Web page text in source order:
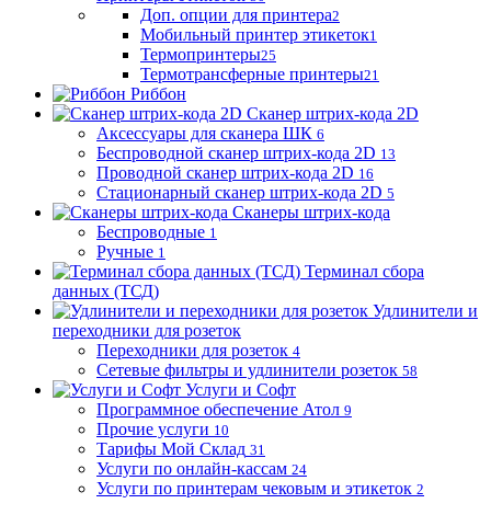
Доп. опции для принтера2
Мобильный принтер этикеток1
Термопринтеры25
Термотрансферные принтеры21
Риббон
Сканер штрих-кода 2D
Аксессуары для сканера ШК 6
Беспроводной сканер штрих-кода 2D 13
Проводной сканер штрих-кода 2D 16
Стационарный сканер штрих-кода 2D 5
Сканеры штрих-кода
Беспроводные 1
Ручные 1
Терминал сбора
данных (ТСД)
Удлинители и
переходники для розеток
Переходники для розеток 4
Сетевые фильтры и удлинители розеток 58
Услуги и Софт
Программное обеспечение Атол 9
Прочие услуги 10
Тарифы Мой Склад 31
Услуги по онлайн-кассам 24
Услуги по принтерам чековым и этикеток 2